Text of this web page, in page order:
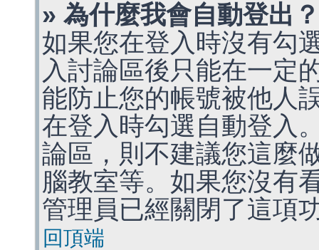
» 為什麼我會自動登出？
如果您在登入時沒有勾
入討論區後只能在一定
能防止您的帳號被他人
在登入時勾選自動登入
論區，則不建議您這麼
腦教室等。如果您沒有
管理員已經關閉了這項
回頂端